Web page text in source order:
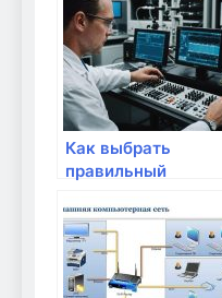
Как выбрать
правильный